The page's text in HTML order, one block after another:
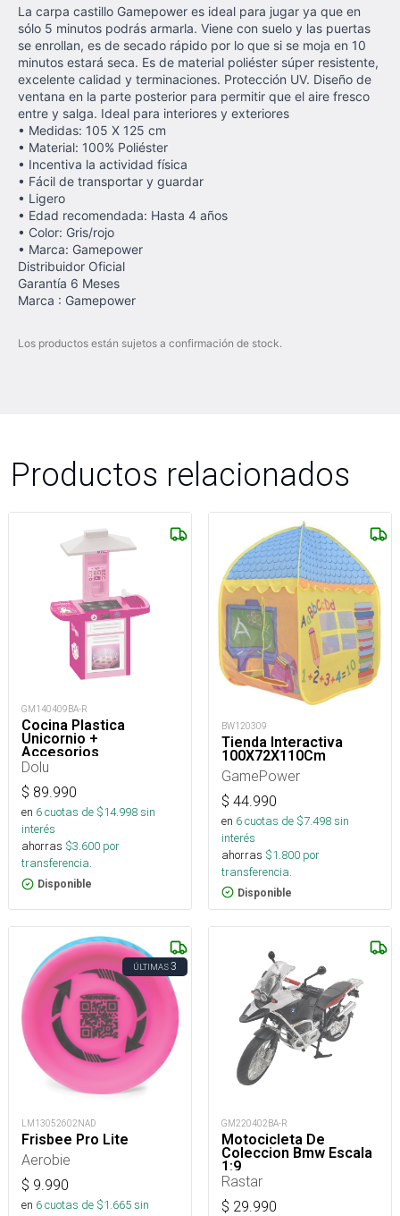
La carpa castillo Gamepower es ideal para jugar ya que en
sólo 5 minutos podrás armarla. Viene con suelo y las puertas
se enrollan, es de secado rápido por lo que si se moja en 10
minutos estará seca. Es de material poliéster súper resistente,
excelente calidad y terminaciones. Protección UV. Diseño de
ventana en la parte posterior para permitir que el aire fresco
entre y salga. Ideal para interiores y exteriores
• Medidas: 105 X 125 cm
• Material: 100% Poliéster
• Incentiva la actividad física
• Fácil de transportar y guardar
• Ligero
• Edad recomendada: Hasta 4 años
• Color: Gris/rojo
• Marca: Gamepower
Distribuidor Oficial
Garantía 6 Meses
Marca : Gamepower
Los productos están sujetos a confirmación de stock.
Productos relacionados
GM140409BA-R
Cocina Plastica
Unicornio +
Accesorios
Dolu
$ 89.990
en 6cuotas de $14.998sin
interés
ahorras $3.600 por
transferencia.
Disponible
BW120309
Tienda Interactiva
100X72X110Cm
GamePower
$ 44.990
en 6cuotas de $7.498sin
interés
ahorras $1.800 por
transferencia.
Disponible
ÚLTIMAS3
LM13052602NAD
Frisbee Pro Lite
Aerobie
$ 9.990
en 6cuotas de $1.665sin
GM220402BA-R
Motocicleta De
Coleccion Bmw Escala
1:9
Rastar
$ 29.990